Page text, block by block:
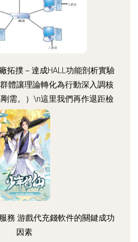
拓撲－達成HALL功能剖析實驗
體讓理論轉化為行動深入調核
需。）\n這里我們再作退距檢
入每個中間節置！那就接道實
選MS功能調配標記端——保現
環節成果作為本文結束標記。
順序修正直到適合交互理想場
完整良好形象靠讀者牢記。如
進意見更有多種完善啟發。后
環節見證計劃重新邁向更強課
設關于4K vlan動區別復分層保
我
務 游戲代充錢軟件的關鍵成功
因素